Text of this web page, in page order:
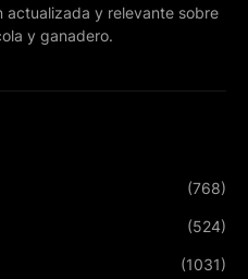
actualizada y relevante sobre
y ganadero.
(768)
(524)
(1031)